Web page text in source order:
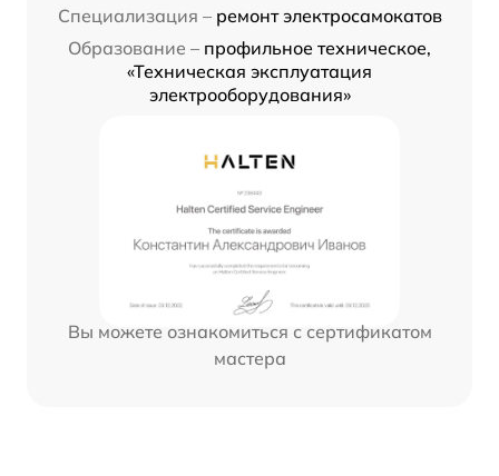
Специализация – ремонт электросамокатов
Образование – профильное техническое,
«Техническая эксплуатация
электрооборудования»
Вы можете ознакомиться с сертификатом
мастера